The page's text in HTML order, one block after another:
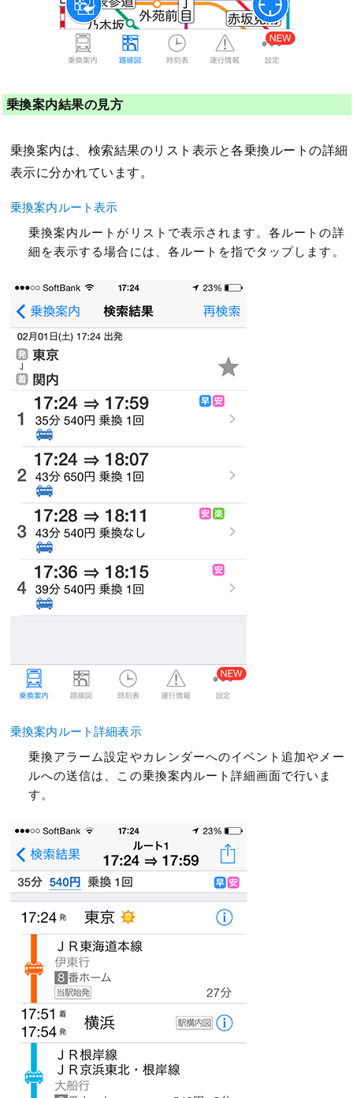
乗換案内結果の見方
乗換案内は、検索結果のリスト表示と各乗換ルートの詳細
表示に分かれています。
乗換案内ルート表示
乗換案内ルートがリストで表示されます。各ルートの詳
細を表示する場合には、各ルートを指でタップします。
乗換案内ルート詳細表示
乗換アラーム設定やカレンダーへのイベント追加やメー
ルへの送信は、この乗換案内ルート詳細画面で行いま
す。